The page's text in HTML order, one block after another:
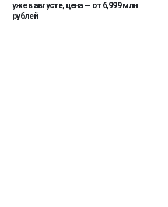
уже в августе, цена — от 6,999 млн
рублей